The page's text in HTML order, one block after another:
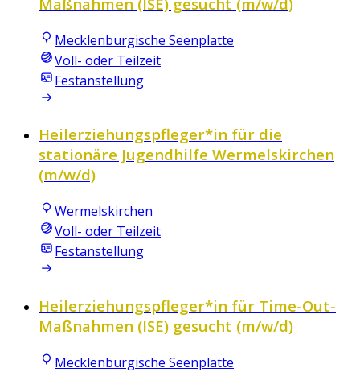
Mecklenburgische Seenplatte
Voll- oder Teilzeit
Festanstellung
Heilerziehungspfleger*in für die
stationäre Jugendhilfe Wermelskirchen
(m/w/d)
Wermelskirchen
Voll- oder Teilzeit
Festanstellung
Heilerziehungspfleger*in für Time-Out-
Maßnahmen (ISE) gesucht (m/w/d)
Mecklenburgische Seenplatte